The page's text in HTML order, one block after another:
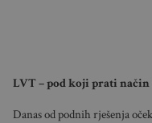
LVT – pod koji prati
Danas od podnih rješenja